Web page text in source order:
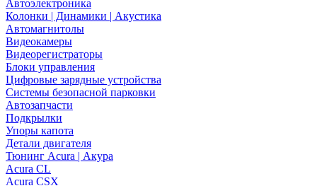
Автоэлектроника
Колонки | Динамики | Акустика
Автомагнитолы
Видеокамеры
Видеорегистраторы
Блоки управления
Цифровые зарядные устройства
Системы безопасной парковки
Автозапчасти
Подкрылки
Упоры капота
Детали двигателя
Тюнинг Acura | Акура
Acura CL
Acura CSX